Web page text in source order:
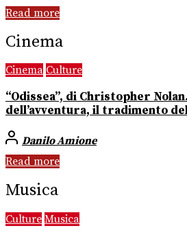
Read more
Cinema
Cinema Culture
“Odissea”, di Christopher
dell’avventura, il tradimento
Danilo Amione
Read more
Musica
Culture Musica